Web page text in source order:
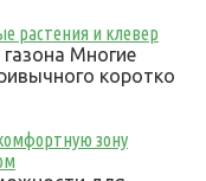
растения и клевер
Многие
коротко
зону